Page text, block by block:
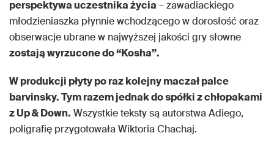
perspektywa uczestnika życia – zawadiackiego
młodzieniaszka płynnie wchodzącegow dorosłość oraz
obserwacje ubrane w najwyższej jakości gry słowne
zostają wyrzucone do “Kosha”.
W produkcji płyty po raz kolejny maczał palce
barvinsky. Tym razem jednak do spółkiz chłopakami
z Up & Down. Wszystkie teksty są autorstwa Adiego,
poligrafię przygotowała Wiktoria Chachaj.